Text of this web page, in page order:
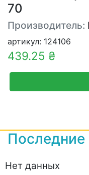
70
Производитель:
артикул: 124106
439.25 ₴
Нет данных